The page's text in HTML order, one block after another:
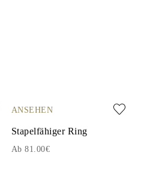
ANSEHEN
Stapelfähiger Ring
Ab 81.00€